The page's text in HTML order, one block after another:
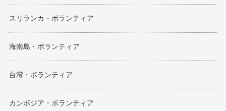
スリランカ・ボランティア
海南島・ボランティア
台湾・ボランティア
カンボジア・ボランティア